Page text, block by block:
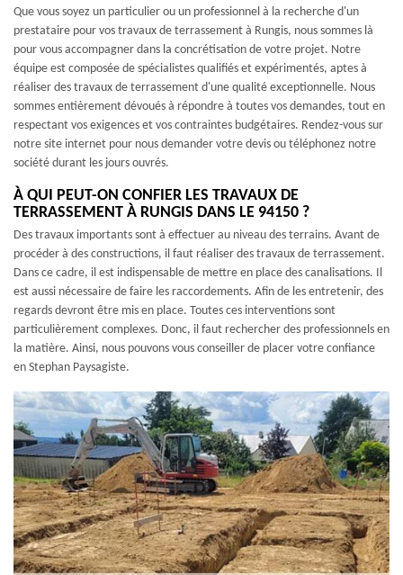
Que vous soyez un particulier ou un professionnel à la recherche d'un
prestataire pour vos travaux de terrassement à Rungis, nous sommes là
pour vous accompagner dans la concrétisation de votre projet. Notre
équipe est composée de spécialistes qualifiés et expérimentés, aptes à
réaliser des travaux de terrassement d'une qualité exceptionnelle. Nous
sommes entièrement dévoués à répondre à toutes vos demandes, tout en
respectant vos exigences et vos contraintes budgétaires. Rendez-vous sur
notre site internet pour nous demander votre devis ou téléphonez notre
société durant les jours ouvrés.
À QUI PEUT-ON CONFIER LES TRAVAUX DE
TERRASSEMENT À RUNGIS DANS LE 94150 ?
Des travaux importants sont à effectuer au niveau des terrains. Avant de
procéder à des constructions, il faut réaliser des travaux de terrassement.
Dans ce cadre, il est indispensable de mettre en place des canalisations. Il
est aussi nécessaire de faire les raccordements. Afin de les entretenir, des
regards devront être mis en place. Toutes ces interventions sont
particulièrement complexes. Donc, il faut rechercher des professionnels en
la matière. Ainsi, nous pouvons vous conseiller de placer votre confiance
en Stephan Paysagiste.